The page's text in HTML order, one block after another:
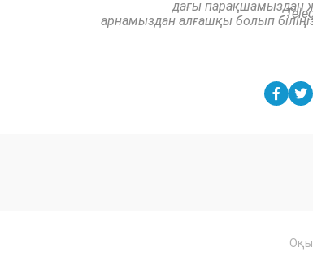
дағы парақшамыздан
арнамыздан алғашқы болып